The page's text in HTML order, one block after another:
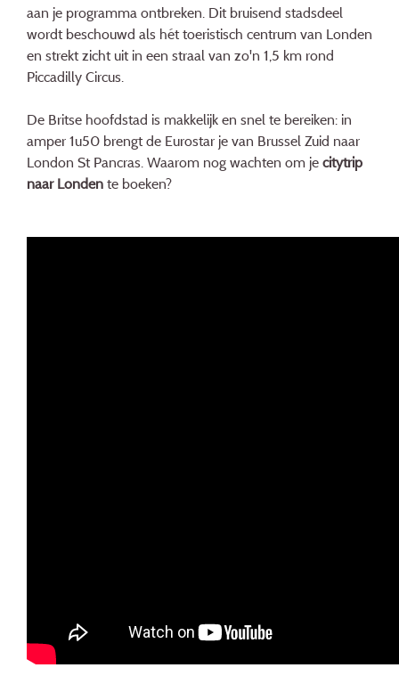
aan je programma ontbreken. Dit bruisend stadsdeel
wordt beschouwd als hét toeristisch centrum van Londen
en strekt zicht uit in een straal van zo'n 1,5 km rond
Piccadilly Circus.
De Britse hoofdstad is makkelijk en snel te bereiken: in
amper 1u50 brengt de Eurostar je van Brussel Zuid naar
London St Pancras. Waarom nog wachten om je citytrip
naar Londen te boeken?